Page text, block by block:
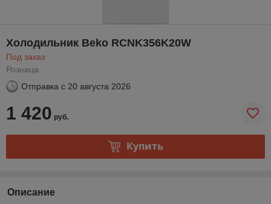
Холодильник Beko RCNK356K20W
Под заказ
Розница
Отправка с 20 августа 2026
1 420 руб.
Купить
Описание